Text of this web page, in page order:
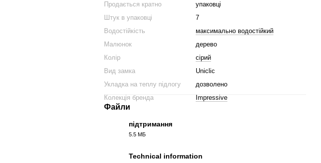
Продається кратно
упаковці
Штук в упаковці
7
Водостійкість
максимально водостійкий
Малюнок
дерево
Колір
сірий
Вид замка
Uniclic
Укладка на теплу підлогу
дозволено
Колекція бренда
Impressive
Файли
підтримання
5.5 МБ
Technical information